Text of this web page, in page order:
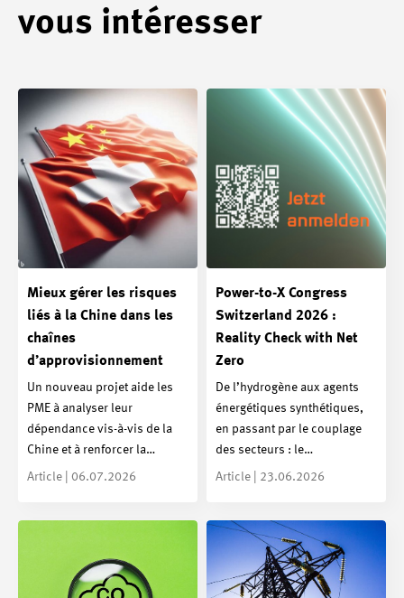
vous intéresser
Mieux gérer les risques
liés à la Chine dans les
chaînes
d’approvisionnement
Un nouveau projet aide les
PME à analyser leur
dépendance vis-à-vis de la
Chine et à renforcer la…
Article | 06.07.2026
Power-to-X Congress
Switzerland 2026 :
Reality Check with Net
Zero
De l’hydrogène aux agents
énergétiques synthétiques,
en passant par le couplage
des secteurs : le…
Article | 23.06.2026